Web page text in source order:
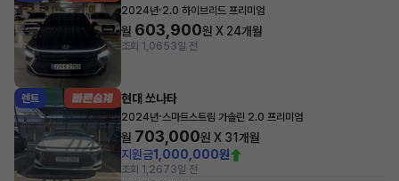
2024년·2.0 하이브리드 프리미엄
월 603,900원 X 24개월
조회 1,0653일 전
렌트 현대 쏘나타
2024년·스마트스트림 가솔린 2.0 프리미엄
월 703,000원 X 31개월
지원금1,000,000원
조회 1,2673일 전